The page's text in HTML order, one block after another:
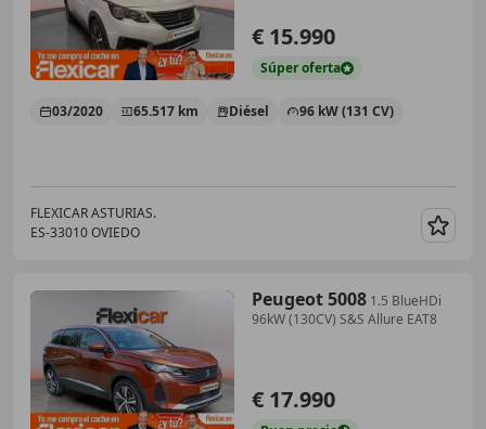
€ 15.990
Súperoferta
03/2020 65.517 km Diésel 96 kW (131 CV)
FLEXICAR ASTURIAS.
ES-33010 OVIEDO
Peugeot 5008 1.5 BlueHDi
96kW (130CV) S&S Allure EAT8
€ 17.990